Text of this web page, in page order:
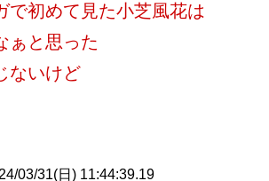
で初めて見た小芝風花は
ぁと思った
ないけど
03/31(日) 11:44:39.19